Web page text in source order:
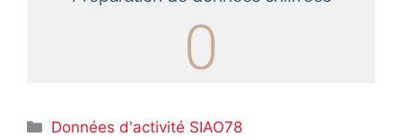
0
Données d'activité SIAO78